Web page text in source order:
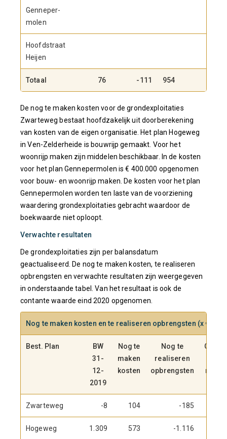
Genneper-
molen
Hoofdstraat
Heijen
Totaal 76 -111 954
De nog te maken kosten voor de grondexploitaties
Zwarteweg bestaat hoofdzakelijk uit doorberekening
van kosten van de eigen organisatie. Het plan Hogeweg
in Ven-Zelderheide is bouwrijp gemaakt. Voor het
woonrijp maken zijn middelen beschikbaar. In de kosten
voor het plan Gennepermolen is € 400.000 opgenomen
voor bouw- en woonrijp maken. De kosten voor het plan
Gennepermolen worden ten laste van de voorziening
waardering grondexploitaties gebracht waardoor de
boekwaarde niet oploopt.
Verwachte resultaten
De grondexploitaties zijn per balansdatum
geactualiseerd. De nog te maken kosten, te realiseren
opbrengsten en verwachte resultaten zijn weergegeven
in onderstaande tabel. Van het resultaat is ook de
contante waarde eind 2020 opgenomen.
Nog te maken kosten en te realiseren opbrengsten (x
Best. Plan
BW
31-
12-
2019
Nog te
maken
kosten
Nog te
realiseren
opbrengsten
Zwarteweg -8 104 -185
Hogeweg 1.309 573 -1.116